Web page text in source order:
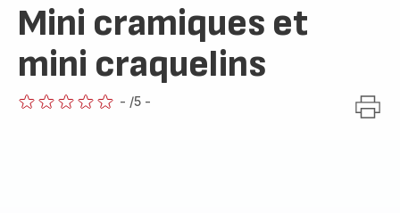
Mini cramiques et
mini craquelins
- /5 -